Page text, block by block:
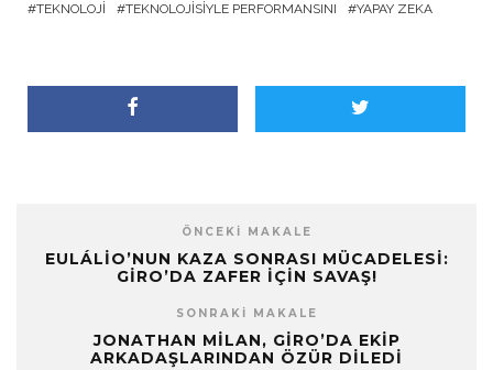
TEKNOLOJI
TEKNOLOJISIYLE PERFORMANSINI YAPAY ZEKA
ÖNCEKI MAKALE
EULÁLIO’NUN KAZA SONRASI MÜCADELESI:
GIRO’DA ZAFER IÇIN SAVAŞ!
SONRAKI MAKALE
JONATHAN MILAN, GIRO’DA EKIP
ARKADAŞLARINDAN ÖZÜR DILEDI